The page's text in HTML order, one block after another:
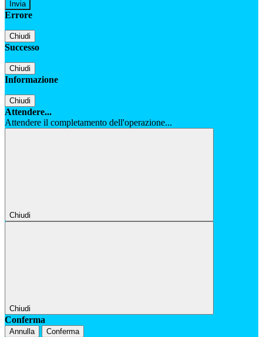
Errore
Chiudi
Successo
Chiudi
Informazione
Chiudi
Attendere...
Attendere il completamento dell'operazione...
Chiudi
Chiudi
Conferma
Annulla Conferma